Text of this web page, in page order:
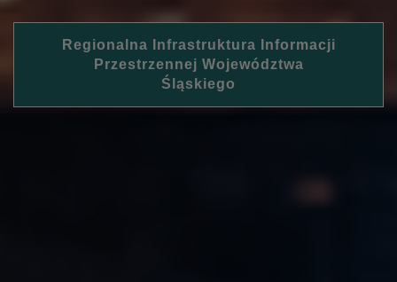
Regionalna Infrastruktura Informacji
Przestrzennej Województwa
Śląskiego